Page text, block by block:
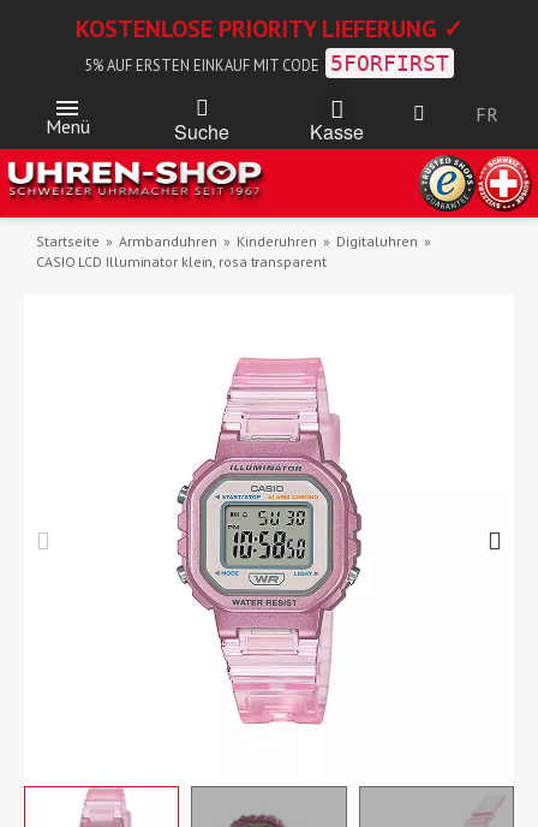
KOSTENLOSE PRIORITY LIEFERUNG ✓
5% AUF ERSTEN EINKAUF MIT CODE 5FORFIRST
Menü Suche Kasse
FR
Startseite Armbanduhren Kinderuhren
Digitaluhren
CASIO LCD Illuminator klein, rosa transparent